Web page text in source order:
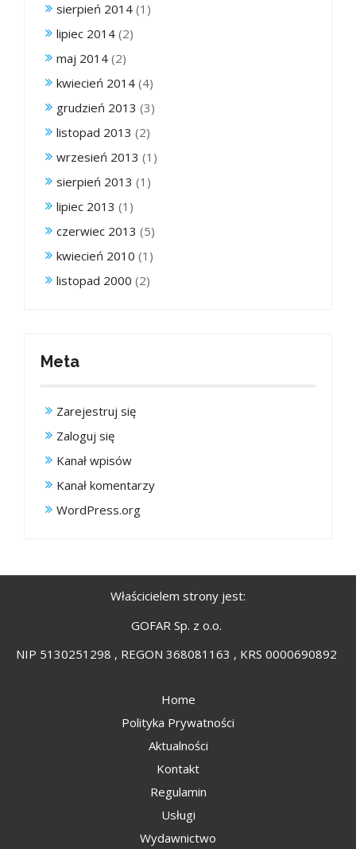
sierpień 2014 (1)
lipiec 2014 (2)
maj 2014 (2)
kwiecień 2014 (4)
grudzień 2013 (3)
listopad 2013 (2)
wrzesień 2013 (1)
sierpień 2013 (1)
lipiec 2013 (1)
czerwiec 2013 (5)
kwiecień 2010 (1)
listopad 2000 (2)
Meta
Zarejestruj się
Zaloguj się
Kanał wpisów
Kanał komentarzy
WordPress.org
Właścicielem strony jest:
GOFAR Sp. z o.o.
NIP 5130251298 , REGON 368081163 , KRS 0000690892
Home
Polityka Prywatności
Aktualności
Kontakt
Regulamin
Usługi
Wydawnictwo